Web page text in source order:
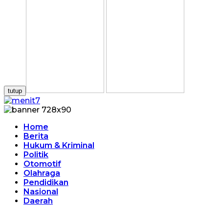
tutup
Home
Berita
Hukum & Kriminal
Politik
Otomotif
Olahraga
Pendidikan
Nasional
Daerah